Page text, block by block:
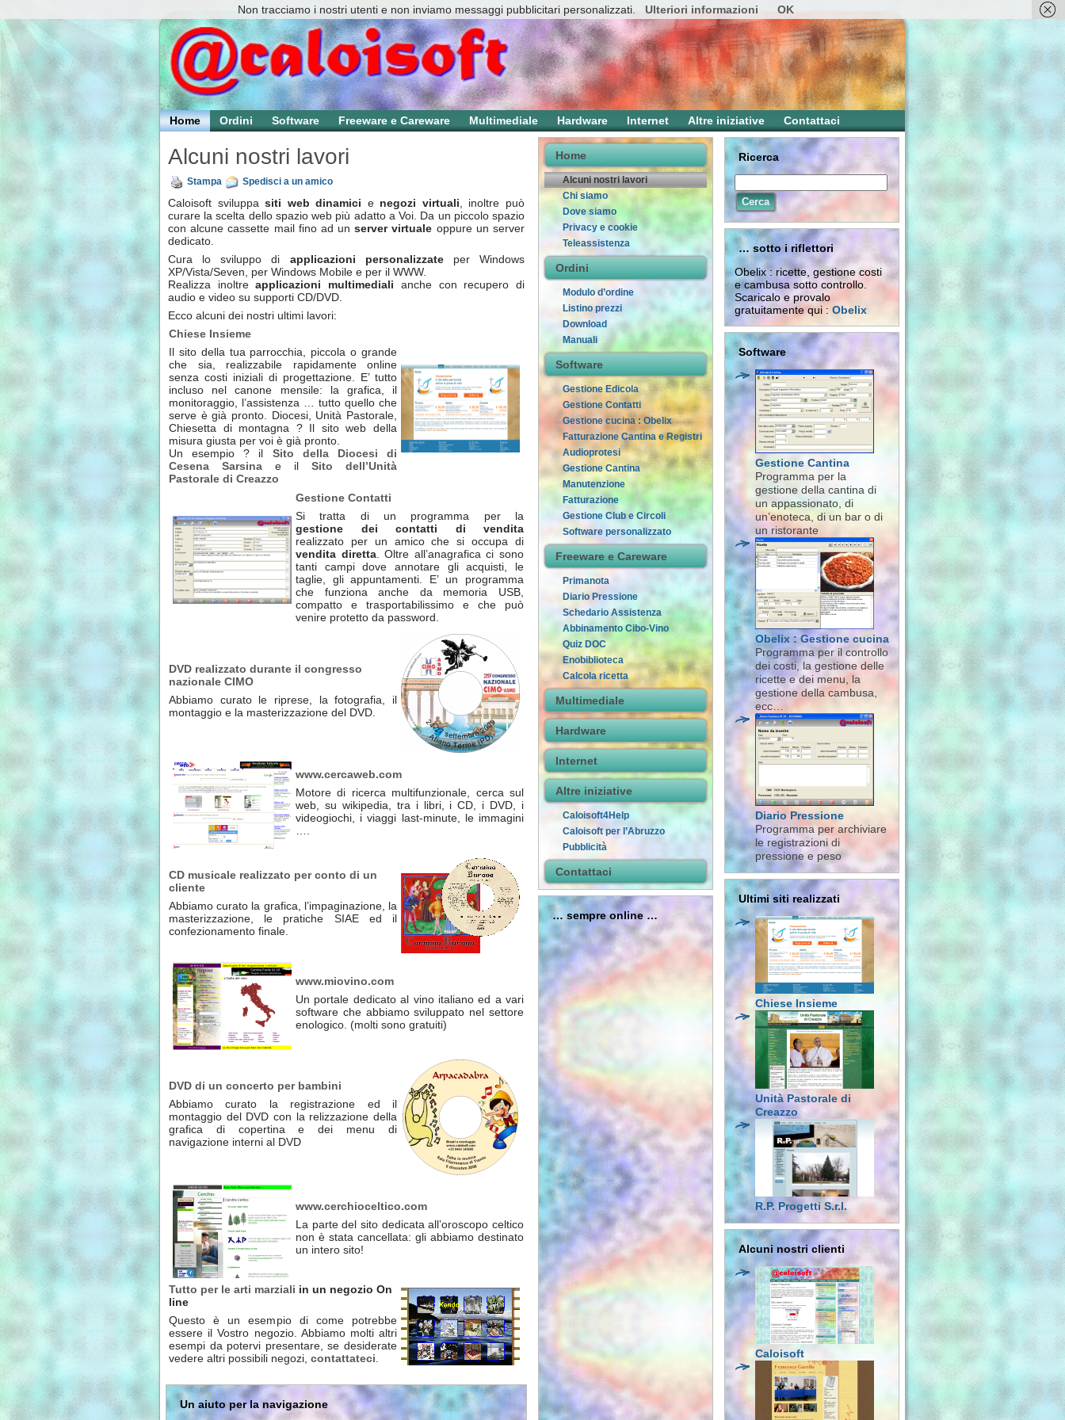
Home Ordini Software Freeware e Careware Multimediale Hardware Internet Altre iniziative Contattaci
Alcuni nostri lavori
Stampa Spedisci a un amico
Caloisoft sviluppasiti web dinamici e negozi virtuali , inoltre può
curare la scelta dello spazio web più adatto a Voi. Da un piccolo spazio
con alcune cassette mail fino ad unserver virtuale oppure un server
dedicato.
Cura lo sviluppo di applicazioni personalizzateper Windows
XP/Vista/Seven, per Windows Mobile e per il WWW.
Realizza inoltreapplicazioni multimediali anche con recupero di
audio e video su supporti CD/DVD.
Ecco alcuni dei nostri ultimi lavori:
Chiese Insieme
Il sito della tua parrocchia, piccola o grande
che sia, realizzabile rapidamente online
senza costi iniziali di progettazione. E’ tutto
incluso nel canone mensile: la grafica, il
monitoraggio, l’assistenza … tutto quello che
serve è già pronto. Diocesi, Unità Pastorale,
Chiesetta di montagna ? Il sito web della
misura giusta per voi è già pronto.
Un esempio ? il Sito della Diocesi di
Cesena Sarsina e il Sito dell’Unità
Pastorale di Creazzo
Gestione Contatti
Si tratta di un programma per la
gestione dei contatti di vendita
realizzato per un amico che si occupa di
vendita diretta. Oltre all’anagrafica ci sono
tanti campi dove annotare gli acquisti, le
taglie, gli appuntamenti. E’ un programma
che funziona anche da memoria USB,
compatto e trasportabilissimo e che può
venire protetto da password.
DVD realizzato durante il congresso
nazionale CIMO
Abbiamo curato le riprese, la fotografia, il
montaggio e la masterizzazione del DVD.
www.cercaweb.com
Motore di ricerca multifunzionale, cerca sul
web, su wikipedia, tra i libri, i CD, i DVD, i
videogiochi, i viaggi last-minute, le immagini
CD musicale realizzato per conto di un
cliente
Abbiamo curato la grafica, l’impaginazione, la
masterizzazione, le pratiche SIAE ed il
confezionamento finale.
www.miovino.com
Un portale dedicato al vino italiano ed a vari
software che abbiamo sviluppato nel settore
enologico. (molti sono gratuiti)
DVD di un concerto per bambini
Abbiamo curato la registrazione ed il
montaggio del DVD con la relizzazione della
grafica di copertina e dei menu di
navigazione interni al DVD
www.cerchioceltico.com
La parte del sito dedicata all’oroscopo celtico
non è stata cancellata: gli abbiamo destinato
un intero sito!
Tutto per le arti marziali in un negozio On
line
Questo è un esempio di come potrebbe
essere il Vostro negozio. Abbiamo molti altri
esempi da potervi presentare, se desiderate
vedere altri possibili negozi, contattateci
Un aiuto per la navigazione
Home
Alcuni nostri lavori
Chi siamo
Dove siamo
Privacy e cookie
Teleassistenza
Ordini
Modulo d’ordine
Listino prezzi
Download
Manuali
Software
Gestione Edicola
Gestione Contatti
Gestione cucina : Obelix
Fatturazione Cantina e Registri
Audioprotesi
Gestione Cantina
Manutenzione
Fatturazione
Gestione Club e Circoli
Software personalizzato
Freeware e Careware
Primanota
Diario Pressione
Schedario Assistenza
Abbinamento Cibo-Vino
Quiz DOC
Enobiblioteca
Calcola ricetta
Multimediale
Hardware
Internet
Altre iniziative
Caloisoft4Help
Caloisoft per l’Abruzzo
Pubblicità
Contattaci
… sempre online …
Ricerca
… sotto i riflettori
Obelix : ricette, gestione costi
e cambusa sotto controllo.
Scaricalo e provalo
gratuitamente qui : Obelix
Software
Gestione Cantina
Programma per la
gestione della cantina di
un appassionato, di
un’enoteca, di un bar o di
un ristorante
Obelix : Gestione cucina
Programma per il controllo
dei costi, la gestione delle
ricette e dei menu, la
gestione della cambusa,
ecc…
Diario Pressione
Programma per archiviare
le registrazioni di
pressione e peso
Ultimi siti realizzati
Chiese Insieme
Unità Pastorale di
Creazzo
R.P. Progetti S.r.l.
Alcuni nostri clienti
Caloisoft
Non tracciamo i nostri utenti e non inviamo messaggi pubblicitari personalizzati. Ulteriori informazioni OK